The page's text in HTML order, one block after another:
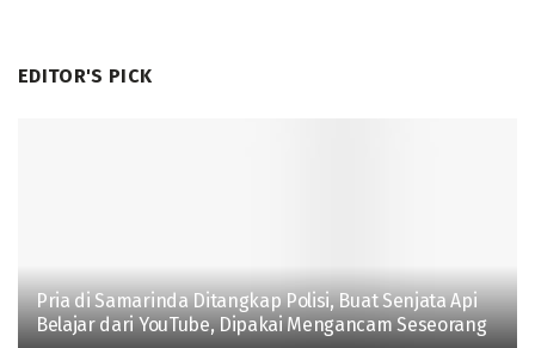
EDITOR'S PICK
Pria di Samarinda Ditangkap Polisi, Buat Senjata Api
Belajar dari YouTube, Dipakai Mengancam Seseorang